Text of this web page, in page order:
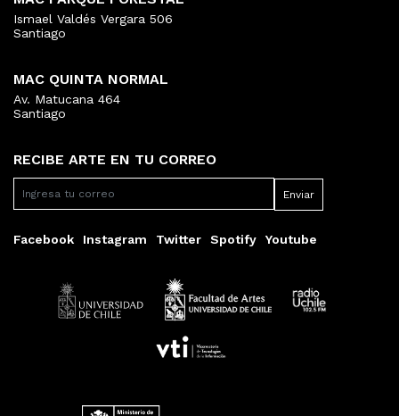
RECIBE ARTE EN TU CORREO
Facebook Instagram Twitter Spotify Youtube
Ismael Valdés Vergara 506
Santiago
MAC QUINTA NORMAL
Av. Matucana 464
Santiago